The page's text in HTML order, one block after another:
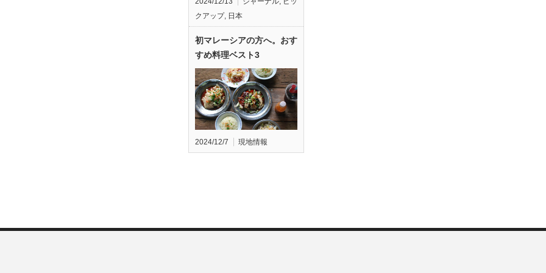
クアップ, 日本
初マレーシアの方へ。おす
すめ料理ベスト3
2024/12/7 現地情報